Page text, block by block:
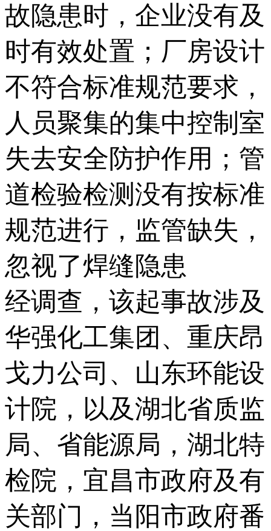
故隐患时，企业没有及
时有效处置；厂房设计
不符合标准规范要求，
人员聚集的集中控制室
失去安全防护作用；管
道检验检测没有按标准
规范进行，监管缺失，
忽视了焊缝隐患
经调查，该起事故涉及
华强化工集团、重庆昂
戈力公司、山东环能设
计院，以及湖北省质监
局、省能源局，湖北特
检院，宜昌市政府及有
关部门，当阳市政府番